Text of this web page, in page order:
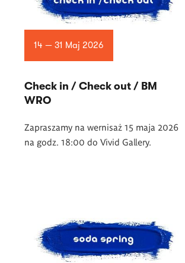
14 — 31 Maj 2026
Check in / Check out / BM
WRO
Zapraszamy na wernisaż 15 maja 2026
na godz. 18:00 do Vivid Gallery.